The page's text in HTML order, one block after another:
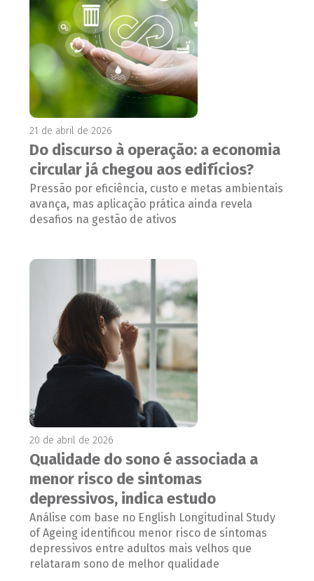
21 de abril de 2026
Do discurso à operação: a economia
circular já chegou aos edifícios?
Pressão por eficiência, custo e metas ambientais
avança, mas aplicação prática ainda revela
desafios na gestão de ativos
20 de abril de 2026
Qualidade do sono é associada a
menor risco de sintomas
depressivos, indica estudo
Análise com base no English Longitudinal Study
of Ageing identificou menor risco de sintomas
depressivos entre adultos mais velhos que
relataram sono de melhor qualidade